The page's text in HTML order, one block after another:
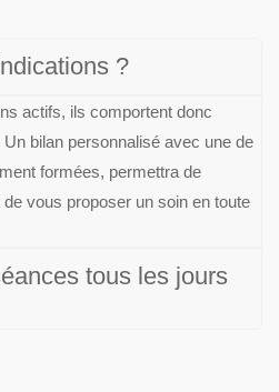
?
actifs, ils comportent donc
bilan personnalisé avec une de
formées, permettra de
vous proposer un soin en toute
tous les jours